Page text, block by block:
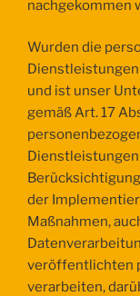
nachgekommen
Wurden die
und ist unser
gemäß Art. 17
der
Maßnahmen,
veröffentlichten
verarbeiten,